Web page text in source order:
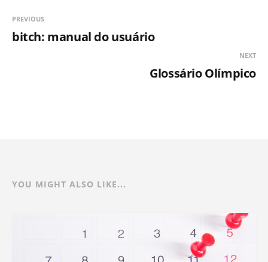
PREVIOUS
bitch: manual do usuário
NEXT
Glossário Olímpico
YOU MIGHT ALSO LIKE...